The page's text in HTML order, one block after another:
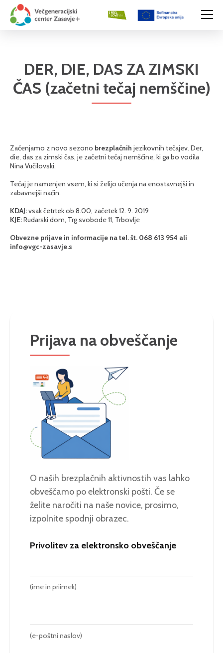
DER, DIE, DAS ZA ZIMSKI
ČAS (začetni tečaj nemščine)
Začenjamo z novo sezono brezplačnih jezikovnih tečajev. Der,
die, das za zimski čas, je začetni tečaj nemščine, ki ga bo vodila
Nina Vučilovski.
Tečaj je namenjen vsem, ki si želijo učenja na enostavnejši in
zabavnejši način.
KDAJ:vsak četrtek ob 8.00, začetek 12. 9. 2019
KJE:Rudarski dom, Trg svobode 11, Trbovlje
Obvezne prijave in informacije na tel. št. 068 613 954 ali
info@vgc-zasavje.s
Prijava na obveščanje
O naših brezplačnih aktivnostih vas lahko
obveščamo po elektronski pošti. Če se
želite naročiti na naše novice, prosimo,
izpolnite spodnji obrazec.
Privolitev za elektronsko obveščanje
(ime in priimek)
(e-poštni naslov)